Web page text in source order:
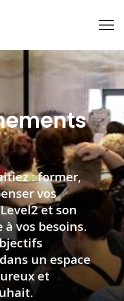
: former,
vos
et son
à vos besoins.
un espace
et